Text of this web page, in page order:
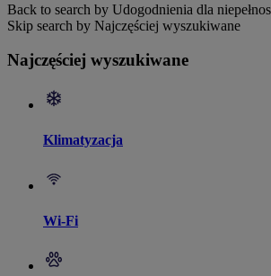
Back to search by Udogodnienia dla
Skip search by Najczęściej wyszukiwane
Najczęściej wyszukiwane
Klimatyzacja
Wi-Fi